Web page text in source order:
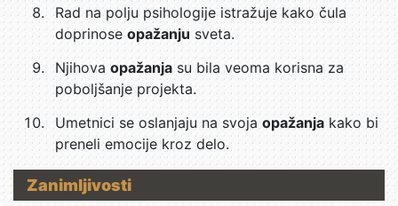
Rad na polju psihologije istražuje kako čula
doprinoseopažanju sveta.
Njihova opažanjasu bila veoma korisna za
poboljšanje projekta.
Umetnici se oslanjaju na svojaopažanja kako bi
preneli emocije kroz delo.
Zanimljivosti